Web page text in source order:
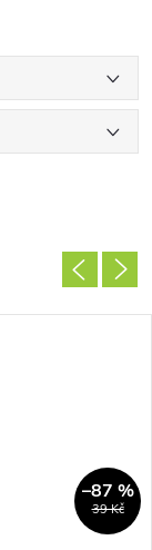
39 Kč
–87 %